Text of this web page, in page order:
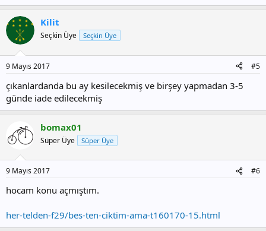
Kilit
Seçkin Üye Seçkin Üye
9 Mayıs 2017 #5
çıkanlardanda bu ay kesilecekmiş ve birşey yapmadan 3-5
günde iade edilecekmiş
bomax01
Süper Üye Süper Üye
9 Mayıs 2017 #6
hocam konu açmıştım.
her-telden-f29/bes-ten-ciktim-ama-t160170-15.html